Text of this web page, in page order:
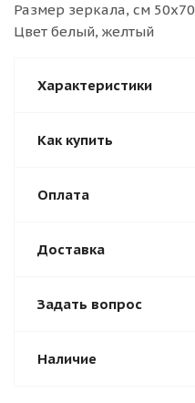
Размер зеркала, см 50х70
Цвет белый, желтый
Характеристики
Как купить
Оплата
Доставка
Задать вопрос
Наличие